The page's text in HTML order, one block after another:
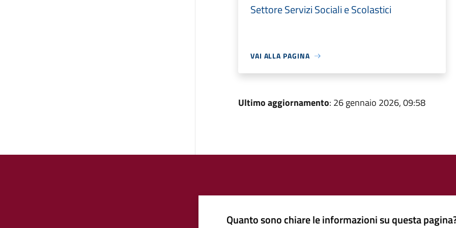
Settore Servizi Sociali e Scolastici
VAI ALLA PAGINA
Ultimo aggiornamento: 26 gennaio 2026, 09:58
Quanto sono chiare le informazioni su questa